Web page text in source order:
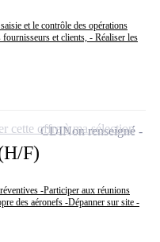
et le contrôle des opérations
et clients, - Réaliser les
F)
-Participer aux réunions
des aéronefs -Dépanner sur site -
CDINon renseigné
cette offre à ma sélection